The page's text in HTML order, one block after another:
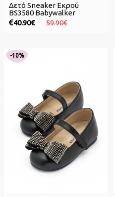
Δετό Sneaker Εκρού
BS3580 Babywalker
40.90€
59.90€
-10%